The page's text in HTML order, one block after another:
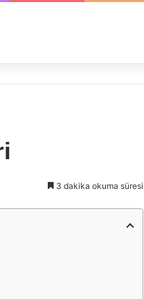
3 dakika okuma süresi